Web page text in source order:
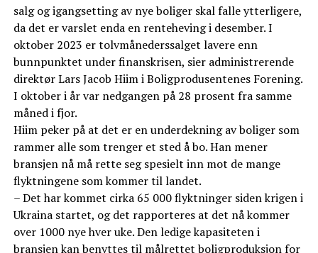
salg og igangsetting av nye boliger skal falle ytterligere,
da det er varslet enda en renteheving i desember. I
oktober 2023 er tolvmånederssalget lavere enn
bunnpunktet under finanskrisen, sier administrerende
direktør Lars Jacob Hiim i Boligprodusentenes Forening.
I oktober i år var nedgangen på 28 prosent fra samme
måned i fjor.
Hiim peker på at det er en underdekning av boliger som
rammer alle som trenger et sted å bo. Han mener
bransjen nå må rette seg spesielt inn mot de mange
flyktningene som kommer til landet.
– Det har kommet cirka 65 000 flyktninger siden krigen i
Ukraina startet, og det rapporteres at det nå kommer
over 1000 nye hver uke. Den ledige kapasiteten i
bransjen kan benyttes til målrettet boligproduksjon for